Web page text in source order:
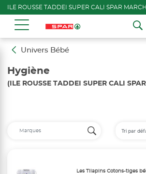
ILE ROUSSE TADDEI SUPER CALI SPAR
Univers Bébé
Hygiène
(ILE ROUSSE TADDEI SUPER CALI
Les Tilapins Cotons-tiges